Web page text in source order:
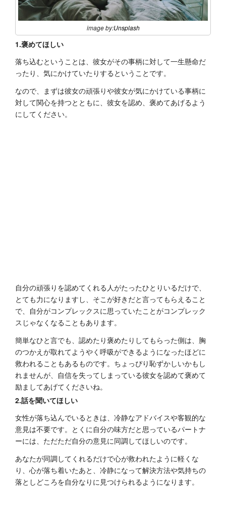
image by:Unsplash
1.褒めてほしい
落ち込むということは、彼女がその事柄に対して一生懸命だ
ったり、気にかけていたりするということです。
なので、まずは彼女の頑張りや彼女が気にかけている事柄に
対して関心を持つとともに、彼女を認め、褒めてあげるよう
にしてください。
自分の頑張りを認めてくれる人がたったひとりいるだけで、
とても力になりますし、そこが好きだと言ってもらえること
で、自分がコンプレックスに思っていたことがコンプレック
スじゃなくなることもあります。
簡単なひと言でも、認めたり褒めたりしてもらった側は、胸
のつかえが取れてようやく呼吸ができるようになったほどに
救われることもあるものです。ちょっぴり恥ずかしいかもし
れませんが、自信を失ってしまっている彼女を認めて褒めて
励ましてあげてくださいね。
2.話を聞いてほしい
女性が落ち込んでいるときは、冷静なアドバイスや客観的な
意見は不要です。とくに自分の味方だと思っているパートナ
ーには、ただただ自分の意見に同調してほしいのです。
あなたが同調してくれるだけで心が救われたように軽くな
り、心が落ち着いたあと、冷静になって解決方法や気持ちの
落としどころを自分なりに見つけられるようになります。